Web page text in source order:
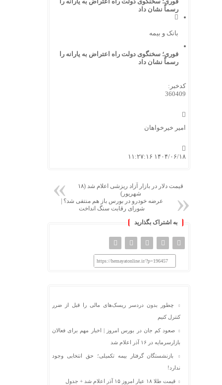
رسماً نشان داد
بانک و بیمه
فوری؛ سخنگوی دولت راه اعتراض به یارانه را
رسماً نشان داد
کدخبر:
360409
امیر خیرخواهان
۱۴۰۴/۰۶/۱۸ ۱۱:۲۷:۱۶
قیمت دلار در بازار آزاد ریزشی اعلام شد (۱۸
شهریور)
عرضه خودرو در بورس باز هم منتفی شد؟ |
شورای رقابت سنگ انداخت
به اشتراک بگذارید
https://hemayatonline.ir/?p=196457
چطور بدون دردسر ریسک‌های مالی را قبل از ضرر
کنترل کنیم
صعود کم جان در بورس امروز | اخبار مهم برای فعالان
بازارسرمایه در ۱۶ آذر اعلام شد
بازنشستگان گرفتار بیمه تکمیلی؛ حق انتخابی وجود
ندارد!
قیمت طلا ۱۸ عیار امروز ۱۵ آذر اعلام شد + جدول